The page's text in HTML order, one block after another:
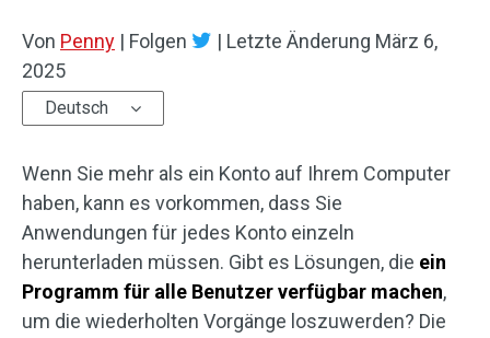
Von Penny | Folgen | Letzte Änderung März 6,
2025
Deutsch
Wenn Sie mehr als ein Konto auf Ihrem Computer
haben, kann es vorkommen, dass Sie
Anwendungen für jedes Konto einzeln
herunterladen müssen. Gibt es Lösungen, die ein
Programm für alle Benutzer verfügbar machen,
um die wiederholten Vorgänge loszuwerden? Die